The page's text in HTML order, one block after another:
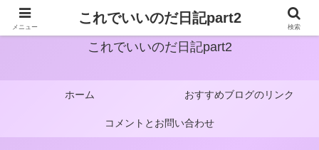
これでいいのだ日記part2
ホーム おすすめブログのリンク
コメントとお問い合わせ
メニュー
これでいいのだ日記part2
検索